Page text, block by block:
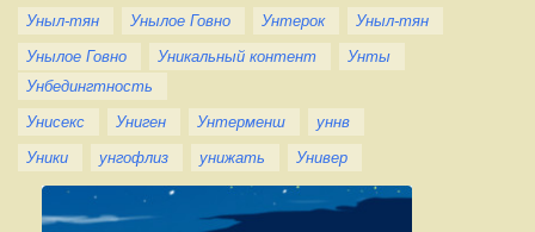
Уныл-тян Унылое Говно Унтерок
Уныл-тян
Унылое Говно
Уникальный контент
Унты
Унбедингтность
Унисекс
Униген Унтерменш
уннв
Уники
унгофлиз унижать Универ